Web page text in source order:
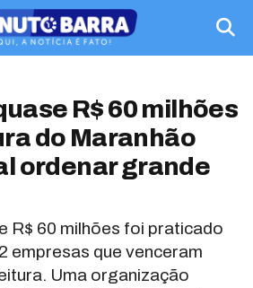
R$ 60 milhões
do Maranhão
ordenar grande
R$ 60 milhões foi praticado
empresas que venceram
Uma organização